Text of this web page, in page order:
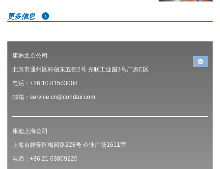
更多信息
康迪北京公司
北京市通州区科创东五街2号 光联工业园3号厂房C区
电话：+86 10 81503008
邮箱：service.cn@condair.com
康迪上海公司
上海市静安区梅园路228号 企业广场1611室
电话：+86 21 63809226